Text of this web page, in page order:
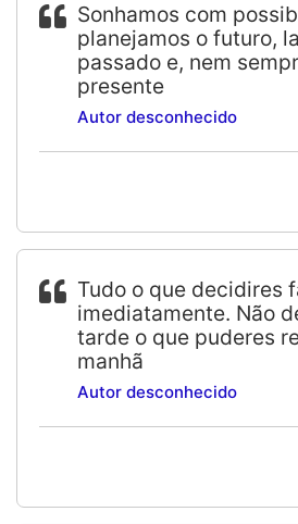
Sonhamos com
planejamos o futuro,
passado e, nem
presente
Autor desconhecido
Tudo o que decidires
imediatamente. Não
tarde o que puderes
manhã
Autor desconhecido